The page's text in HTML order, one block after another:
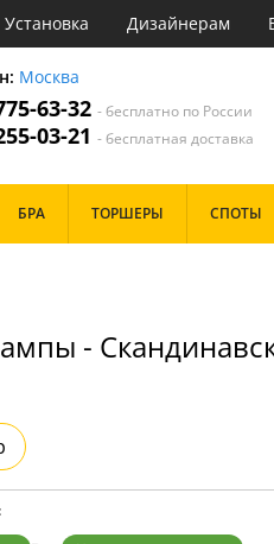
Установка Дизайнерам
Москва
63-32- бесплатно по России
03-21- бесплатная доставка
Черные
БРА ТОРШЕРЫ СПОТЫ
-